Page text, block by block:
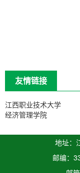
友情链接
江西职业技术大学
经济管理学院
地址：
邮编：